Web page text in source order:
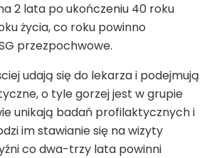
2 lata po ukończeniu 40 roku
życia, co roku powinno
przezpochwowe.
udają się do lekarza i podejmują
o tyle gorzej jest w grupie
unikają badań profilaktycznych i
im stawianie się na wizyty
co dwa-trzy lata powinni